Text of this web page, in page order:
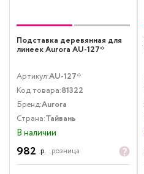
Подставка деревянная для
линеек Aurora AU-127*
Артикул:AU-127*
Код товара:81322
Бренд:Aurora
Страна:Тайвань
В наличии
982 р. розница